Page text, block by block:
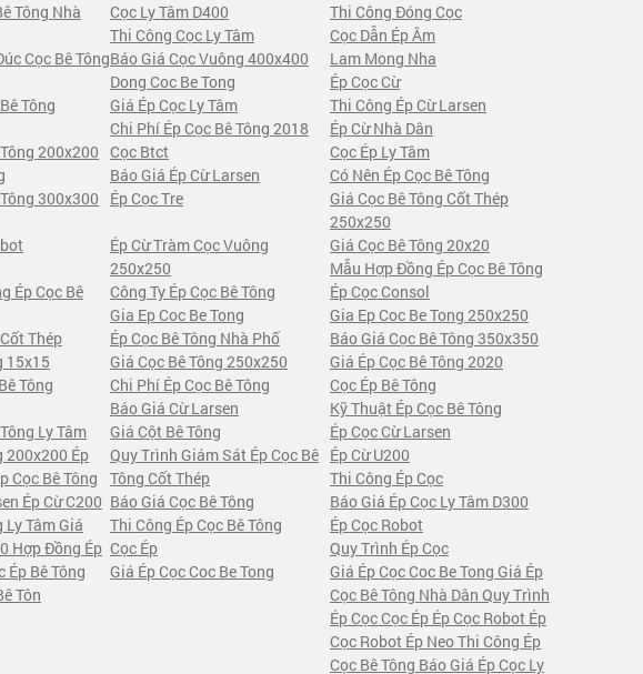
Tông Nhà
Cọc Ly Tâm D400
Thi Công Đóng Cọc
Thi Công Cọc Ly Tâm
Cọc Dẫn Ép Âm
Cọc Bê TôngBáo Giá Cọc Vuông 400x400
Lam Mong Nha
Dong Coc Be Tong
Ép Cọc Cừ
Tông
Giá Ép Cọc Ly Tâm
Thi Công Ép Cừ Larsen
Chi Phí Ép Cọc Bê Tông 2018
Ép Cừ Nhà Dân
200x200 Cọc Btct
Cọc Ép Ly Tâm
Báo Giá Ép Cừ Larsen
Có Nên Ép Cọc Bê Tông
300x300 Ép Cọc Tre
Giá Cọc Bê Tông Cốt Thép
250x250
Ép Cừ Tràm Cọc Vuông
250x250
Giá Cọc Bê Tông 20x20
Mẫu Hợp Đồng Ép Cọc Bê Tông
Ép Cọc Bê
Công Ty Ép Cọc Bê Tông
Ép Cọc Consol
Gia Ep Coc Be Tong
Gia Ep Coc Be Tong 250x250
Thép Ép Cọc Bê Tông Nhà Phố
Báo Giá Cọc Bê Tông 350x350
15x15 Giá Cọc Bê Tông 250x250
Giá Ép Cọc Bê Tông 2020
Tông Chi Phí Ép Cọc Bê Tông
Cọc Ép Bê Tông
Báo Giá Cừ Larsen
Kỹ Thuật Ép Cọc Bê Tông
Ly Tâm
200x200 Ép
Cọc Bê Tông
Ép Cừ C200
Ly Tâm Giá
Hợp Đồng Ép
Ép Bê Tông
Tôn
Giá Cột Bê Tông
Ép Cọc Cừ Larsen
Quy Trình Giám Sát Ép Cọc Bê
Tông Cốt Thép
Ép Cừ U200
Thi Công Ép Cọc
Báo Giá Cọc Bê Tông
Báo Giá Ép Cọc Ly Tâm D300
Thi Công Ép Cọc Bê Tông
Ép Cọc Robot
Cọc Ép
Quy Trình Ép Cọc
Giá Ép Cọc Coc Be Tong
Giá Ép Cọc Coc Be Tong Giá Ép
Cọc Bê Tông Nhà Dân Quy Trình
Ép Cọc Cọc Ép Ép Cọc Robot Ép
Cọc Robot Ép Neo Thi Công Ép
Cọc Bê Tông Báo Giá Ép Cọc Ly